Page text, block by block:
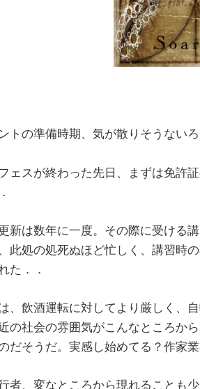
トの準備時期、気が散りそうないろ
ェスが終わった先日、まずは免許
新は数年に一度。その際に受ける
此処の処死ぬほど忙しく、講習時
た．．
、飲酒運転に対してより厳しく、
の社会の雰囲気がこんなところか
だそうだ。実感し始めてる？作家
行者、変なところから現れることも